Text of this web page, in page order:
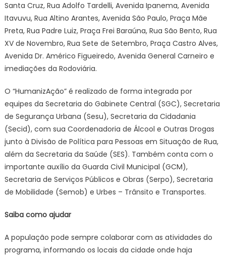
Santa Cruz, Rua Adolfo Tardelli, Avenida Ipanema, Avenida
Itavuvu, Rua Altino Arantes, Avenida São Paulo, Praça Mãe
Preta, Rua Padre Luiz, Praça Frei Baraúna, Rua São Bento, Rua
XV de Novembro, Rua Sete de Setembro, Praça Castro Alves,
Avenida Dr. Américo Figueiredo, Avenida General Carneiro e
imediações da Rodoviária.
O “HumanizAção” é realizado de forma integrada por
equipes da Secretaria do Gabinete Central (SGC), Secretaria
de Segurança Urbana (Sesu), Secretaria da Cidadania
(Secid), com sua Coordenadoria de Álcool e Outras Drogas
junto à Divisão de Política para Pessoas em Situação de Rua,
além da Secretaria da Saúde (SES). Também conta com o
importante auxílio da Guarda Civil Municipal (GCM),
Secretaria de Serviços Públicos e Obras (Serpo), Secretaria
de Mobilidade (Semob) e Urbes – Trânsito e Transportes.
Saiba como ajudar
A população pode sempre colaborar com as atividades do
programa, informando os locais da cidade onde haja